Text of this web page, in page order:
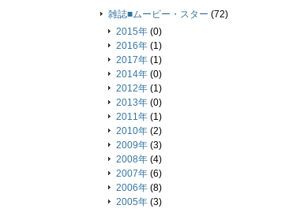
雑誌■ムービー・スター (72)
2015年 (0)
2016年 (1)
2017年 (1)
2014年 (0)
2012年 (1)
2013年 (0)
2011年 (1)
2010年 (2)
2009年 (3)
2008年 (4)
2007年 (6)
2006年 (8)
2005年 (3)